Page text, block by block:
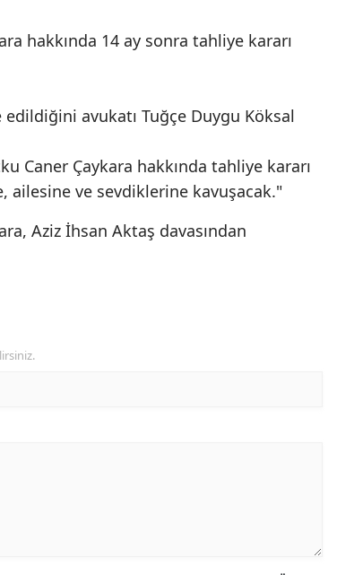
hakkında 14 ay sonra tahliye kararı
avukatı Tuğçe Duygu Köksal
Caner Çaykara hakkında tahliye kararı
ailesine ve sevdiklerine kavuşacak."
Aziz İhsan Aktaş davasından